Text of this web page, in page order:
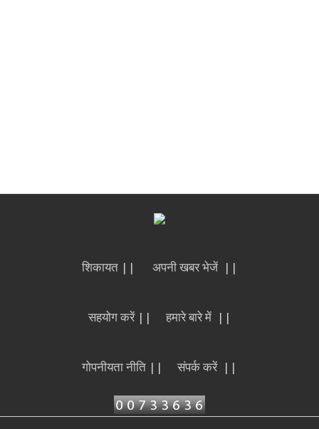
शिकायत || अपनी खबर भेजें ||
सहयोग करें || हमारे बारे में ||
गोपनीयता नीति || संपर्क करें ||